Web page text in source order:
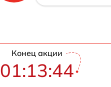
Конец акции
01:13:43